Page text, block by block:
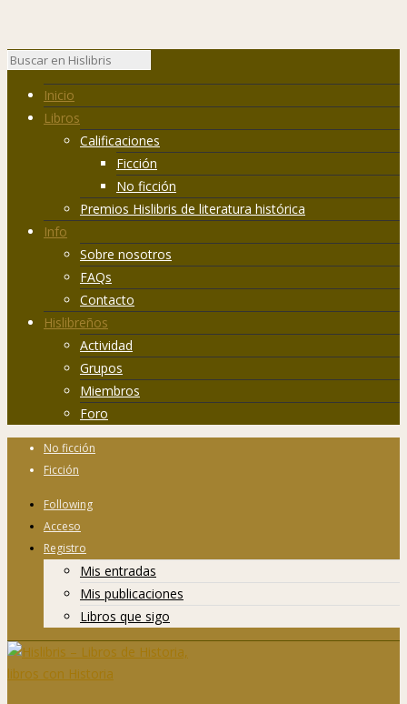
Inicio
Libros
Calificaciones
Ficción
No ficción
Premios Hislibris de literatura histórica
Info
Sobre nosotros
FAQs
Contacto
Hislibreños
Actividad
Grupos
Miembros
Foro
No ficción
Ficción
Following
Acceso
Registro
Mis entradas
Mis publicaciones
Libros que sigo